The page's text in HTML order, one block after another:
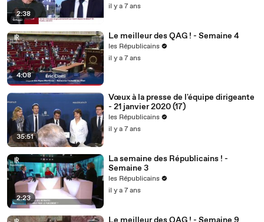
2:38
il y a 7 ans
4:08
Le meilleur des QAG ! - Semaine 4
les Républicains
il y a 7 ans
35:51
Vœux à la presse de l'équipe dirigeante
- 21 janvier 2020 (17)
les Républicains
il y a 7 ans
2:23
La semaine des Républicains ! -
Semaine 3
les Républicains
il y a 7 ans